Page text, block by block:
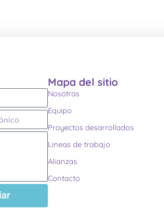
Mapa del sitio
Nosotras
Equipo
Proyectos desarrollados
Lineas de trabajo
Alianzas
Contacto